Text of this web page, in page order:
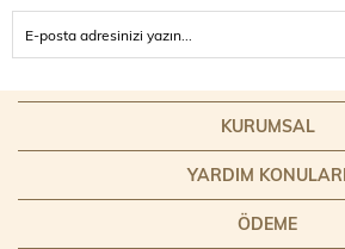
KURUMSAL
YARDIM KONULARI
ÖDEME